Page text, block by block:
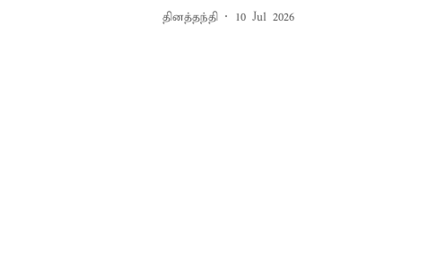
தினத்தந்தி 10 Jul 2026